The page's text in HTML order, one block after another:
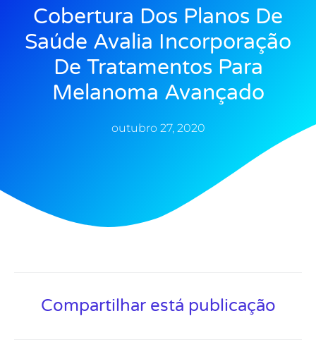
Cobertura Dos Planos De
Saúde Avalia Incorporação
De Tratamentos Para
Melanoma Avançado
outubro 27, 2020
Compartilhar está publicação